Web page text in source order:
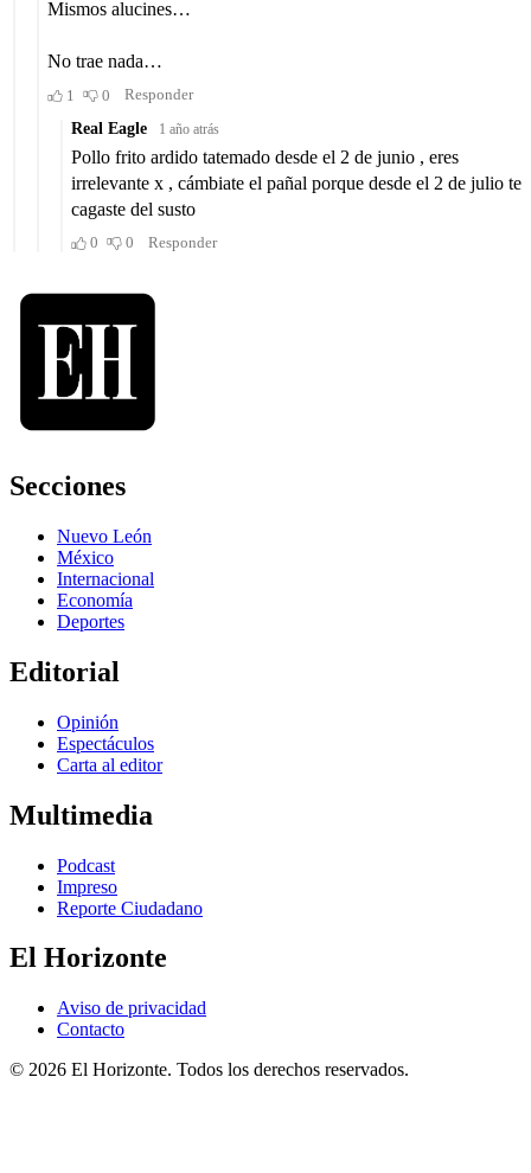
Secciones
Nuevo León
México
Internacional
Economía
Deportes
Editorial
Opinión
Espectáculos
Carta al editor
Multimedia
Podcast
Impreso
Reporte Ciudadano
El Horizonte
Aviso de privacidad
Contacto
© 2026 El Horizonte. Todos los derechos reservados.